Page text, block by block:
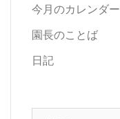
今月のカレンダー
園長のことば
日記